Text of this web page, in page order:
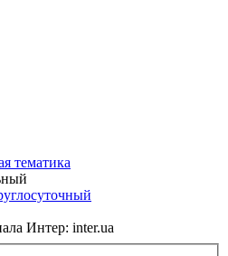
тематика
Интер: inter.ua